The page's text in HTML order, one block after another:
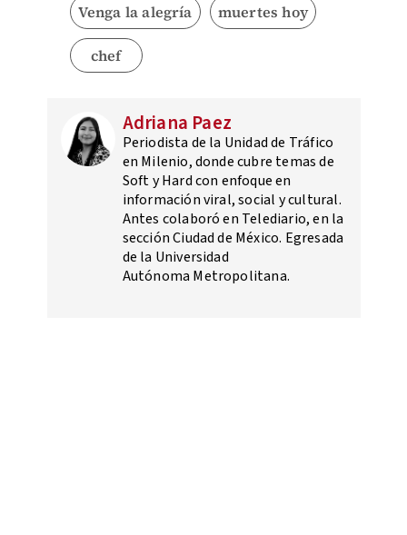
Venga la alegría muertes hoy
chef
Adriana Paez
Periodista de la Unidad de Tráfico
en Milenio, donde cubre temas de
Soft y Hard con enfoque en
información viral, social y cultural.
Antes colaboró en Telediario, en la
sección Ciudad de México. Egresada
de la Universidad
Autónoma Metropolitana.